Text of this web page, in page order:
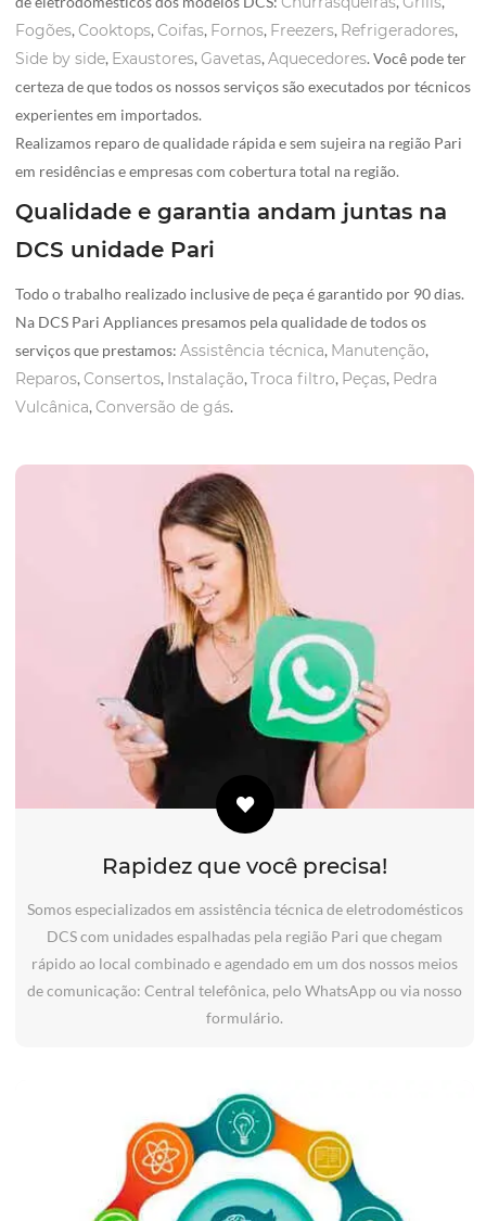
Fogões, Cooktops, Coifas, Fornos, Freezers, Refrigeradores,
Side by side, Exaustores, Gavetas, Aquecedores. Você pode ter
certeza de que todos os nossos serviços são executados por técnicos
experientes em importados.
Realizamos reparo de qualidade rápida e sem sujeira na região Pari
em residências e empresas com cobertura total na região.
Qualidade e garantia andam juntas na
DCS unidade Pari
Todo o trabalho realizado inclusive de peça é garantido por 90 dias.
Na DCS Pari Appliances presamos pela qualidade de todos os
serviços que prestamos: Assistência técnica, Manutenção,
Reparos, Consertos, Instalação, Troca filtro, Peças, Pedra
Vulcânica, Conversão de gás.
Rapidez que você precisa!
Somos especializados em assistência técnica de eletrodomésticos
DCS com unidades espalhadas pela região Pari que chegam
rápido ao local combinado e agendado em um dos nossos meios
de comunicação: Central telefônica, pelo WhatsApp ou via nosso
formulário.